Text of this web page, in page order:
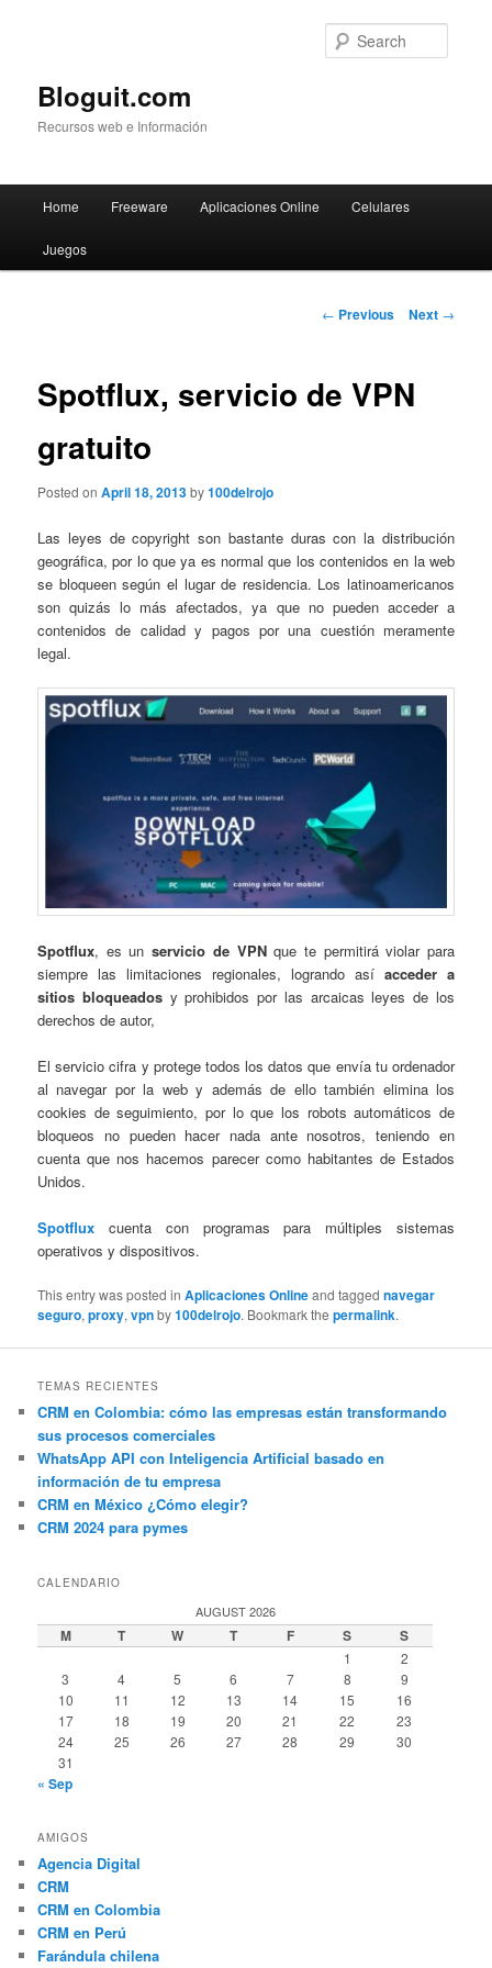
Bloguit.com
Recursos web e Información
Skip
to
Home Freeware Aplicaciones Online Celulares
Juegos
Post
← Previous Next →
Spotflux, servicio de VPN
gratuito
Posted onApril 18, 2013by100delrojo
Las leyes de copyright son bastante duras con la distribución
geográfica, por lo que ya es normal que los contenidos en la web
se bloqueen según el lugar de residencia. Los latinoamericanos
son quizás lo más afectados, ya que no pueden acceder a
contenidos de calidad y pagos por una cuestión meramente
legal.
Spotflux, es unservicio de VPNque te permitirá violar para
siempre las limitaciones regionales, logrando así acceder a
sitios bloqueadosy prohibidos por las arcaicas leyes de los
derechos de autor,
El servicio cifra y protege todos los datos que envía tu ordenador
al navegar por la web y además de ello también elimina los
cookies de seguimiento, por lo que los robots automáticos de
bloqueos no pueden hacer nada ante nosotros, teniendo en
cuenta que nos hacemos parecer como habitantes de Estados
Unidos.
Spotflux
cuenta con programas para múltiples sistemas
operativos y dispositivos.
This entry was posted inAplicaciones Onlineand taggednavegar
seguro,proxy,vpnby100delrojo. Bookmark thepermalink.
TEMAS RECIENTES
CRM en Colombia: cómo las empresas están transformando
sus procesos comerciales
WhatsApp API con Inteligencia Artificial basado en
información de tu empresa
CRM en México ¿Cómo elegir?
CRM 2024 para pymes
CALENDARIO
AUGUST 2026
M T W T F S S
1
2
3
4 5 6 7 8
9
10
11 12 13 14 15
16
17
18 19 20 21 22
23
24
25 26 27 28 29
30
31
« Sep
AMIGOS
Agencia Digital
CRM
CRM en Colombia
CRM en Perú
Farándula chilena